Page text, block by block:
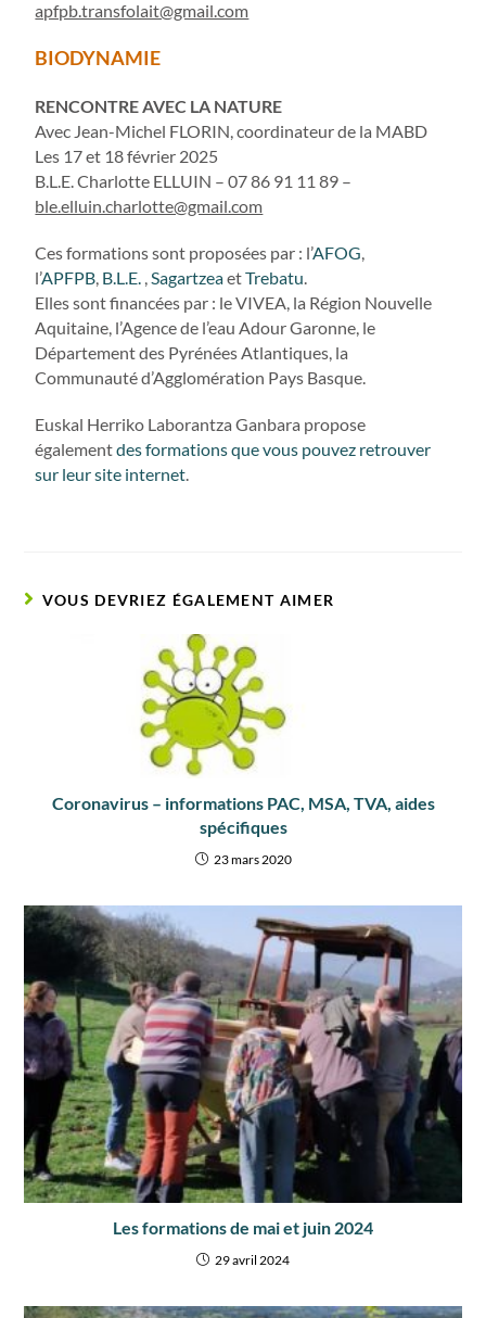
apfpb.transfolait@gmail.com
BIODYNAMIE
RENCONTRE AVEC LA NATURE
Avec Jean-Michel FLORIN, coordinateur de la MABD
Les 17 et 18 février 2025
B.L.E. Charlotte ELLUIN – 07 86 91 11 89 –
ble.elluin.charlotte@gmail.com
Ces formations sont proposées par : l’AFOG,
l’APFPB, B.L.E. ,SagartzeaetTrebatu.
Elles sont financées par : le VIVEA, la Région Nouvelle
Aquitaine, l’Agence de l’eau Adour Garonne, le
Département des Pyrénées Atlantiques, la
Communauté d’Agglomération Pays Basque.
Euskal Herriko Laborantza Ganbara propose
égalementdes formations que vous pouvez retrouver
sur leur site internet.
VOUS DEVRIEZ ÉGALEMENT AIMER
Coronavirus – informations PAC, MSA, TVA, aides
spécifiques
23 mars 2020
Les formations de mai et juin 2024
29 avril 2024